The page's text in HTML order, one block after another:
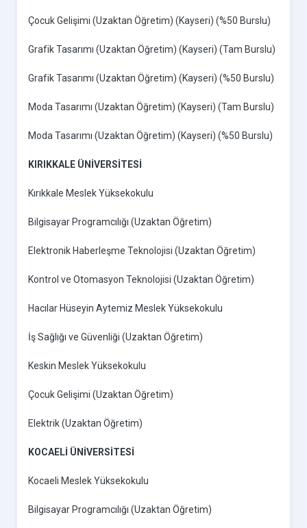
Çocuk Gelişimi (Uzaktan Öğretim) (Kayseri) (%50 Burslu)
Grafik Tasarımı (Uzaktan Öğretim) (Kayseri) (Tam Burslu)
Grafik Tasarımı (Uzaktan Öğretim) (Kayseri) (%50 Burslu)
Moda Tasarımı (Uzaktan Öğretim) (Kayseri) (Tam Burslu)
Moda Tasarımı (Uzaktan Öğretim) (Kayseri) (%50 Burslu)
KIRIKKALE ÜNİVERSİTESİ
Kırıkkale Meslek Yüksekokulu
Bilgisayar Programcılığı (Uzaktan Öğretim)
Elektronik Haberleşme Teknolojisi (Uzaktan Öğretim)
Kontrol ve Otomasyon Teknolojisi (Uzaktan Öğretim)
Hacılar Hüseyin Aytemiz Meslek Yüksekokulu
İş Sağlığı ve Güvenliği (Uzaktan Öğretim)
Keskin Meslek Yüksekokulu
Çocuk Gelişimi (Uzaktan Öğretim)
Elektrik (Uzaktan Öğretim)
KOCAELİ ÜNİVERSİTESİ
Kocaeli Meslek Yüksekokulu
Bilgisayar Programcılığı (Uzaktan Öğretim)